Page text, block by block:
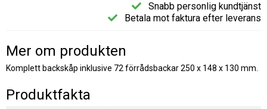
Snabb personlig kundtjänst
Betala mot faktura efter leverans
Mer om produkten
Komplett backskåp inklusive 72 förrådsbackar 250 x 148 x 130 mm.
Produktfakta